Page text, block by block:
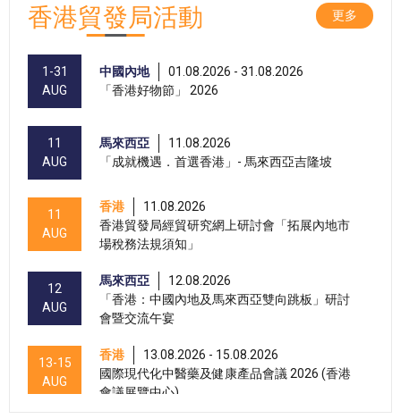
香港貿發局活動 更多
1-31
AUG
中國內地
01.08.2026 - 31.08.2026
「香港好物節」 2026
11
AUG
馬來西亞
11.08.2026
「成就機遇．首選香港」- 馬來西亞吉隆坡
11
AUG
香港
11.08.2026
香港貿發局經貿研究網上研討會「拓展內地市
場稅務法規須知」
12
AUG
馬來西亞
12.08.2026
「香港：中國內地及馬來西亞雙向跳板」研討
會暨交流午宴
13-15
AUG
香港
13.08.2026 - 15.08.2026
國際現代化中醫藥及健康產品會議 2026 (香港
會議展覽中心)